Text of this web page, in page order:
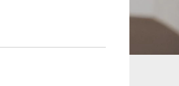
インフラ／PFI／PPP